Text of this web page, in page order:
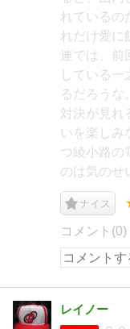
れているの
れだけ愛に
連では、前
している一
るだろうな
対決が見れ
いを楽しみ
つ綾小路の
のは気のせ
ナイス
コメント(0)
レイノー